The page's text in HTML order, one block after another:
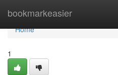
bookmarkeasier
Home
Home
1